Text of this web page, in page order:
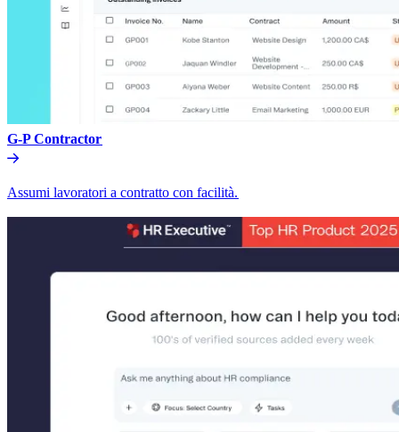
G-P Contractor​​
Assumi lavoratori a contratto con facilità.​​